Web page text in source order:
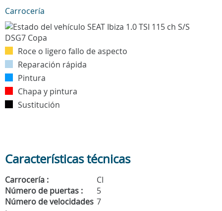
Carrocería
Roce o ligero fallo de aspecto
Reparación rápida
Pintura
Chapa y pintura
Sustitución
Características técnicas
Carrocería :
CI
Número de puertas :
5
Número de velocidades 7